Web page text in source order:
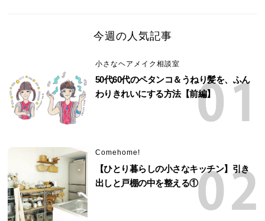
今週の人気記事
小さなヘアメイク相談室
50代60代のペタンコ＆うねり髪を、ふん
わりきれいにする方法【前編】
Comehome!
【ひとり暮らしの小さなキッチン】引き
出しと戸棚の中を整える①